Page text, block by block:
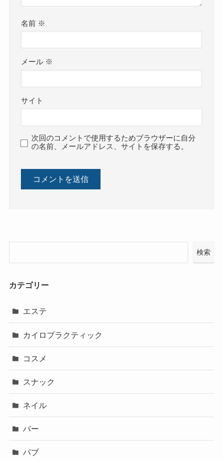
名前 ※
メール ※
サイト
次回のコメントで使用するためブラウザーに自分
の名前、メールアドレス、サイトを保存する。
検索
カテゴリー
エステ
カイロプラクティック
コスメ
スナック
ネイル
バー
パブ